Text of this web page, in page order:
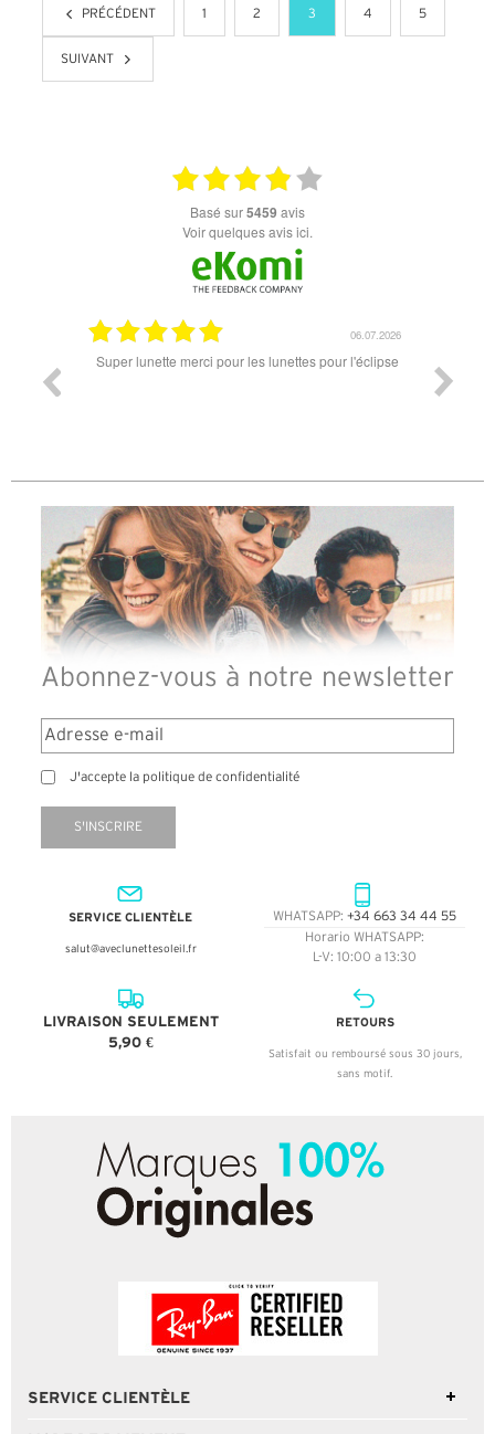
PRÉCÉDENT 1 2 3 4 5
SUIVANT
basé sur5459 avis
Voir quelques avis ici.
06.07.2026
Super lunette merci pour les lunettes pour l'éclipse
Abonnez-vous à notre newsletter
J'accepte la politique de confidentialité
S'INSCRIRE
SERVICE CLIENTÈLE
salut@aveclunettesoleil.fr
WHATSAPP: +34 663 34 44 55
Horario WHATSAPP:
L-V: 10:00 a 13:30
LIVRAISON SEULEMENT
5,90 €
RETOURS
Satisfait ou remboursé sous 30 jours,
sans motif.
SERVICE CLIENTÈLE